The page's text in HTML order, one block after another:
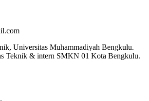
Universitas Muhammadiyah Bengkulu.
Teknik & intern SMKN 01 Kota Bengkulu.